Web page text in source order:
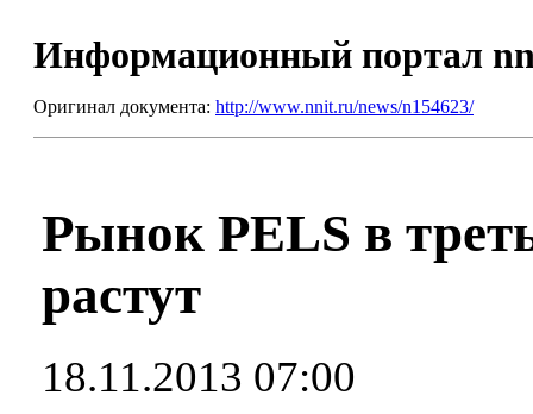
Информационный портал
Оригинал документа: http://www.nnit.ru/news/n154623/
Рынок PELS в
растут
18.11.2013 07:00